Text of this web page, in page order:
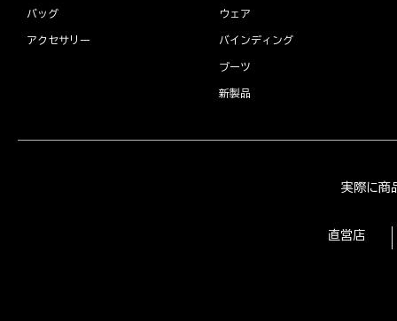
バッグ
アクセサリー
ウェア
バインディング
ブーツ
新製品
実際に商
直営店